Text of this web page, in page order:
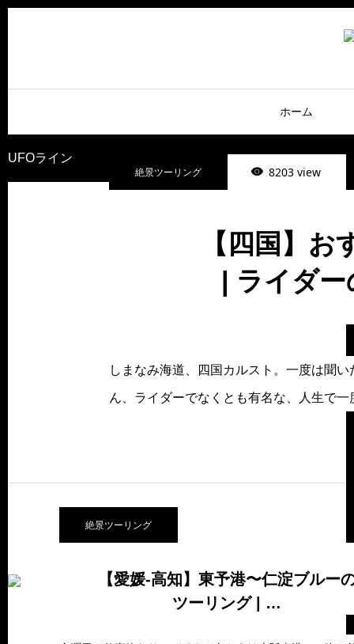
ホーム
UFOライン
絶景ツーリング
8203 view
【四国】
| ライダ
しまなみ海道、四国カルスト。一度は聞
ん、ライダーでなくとも有名な、人生で
絶景ツーリング
【愛媛-高知】東予港〜仁淀ブルー
ツーリング | …